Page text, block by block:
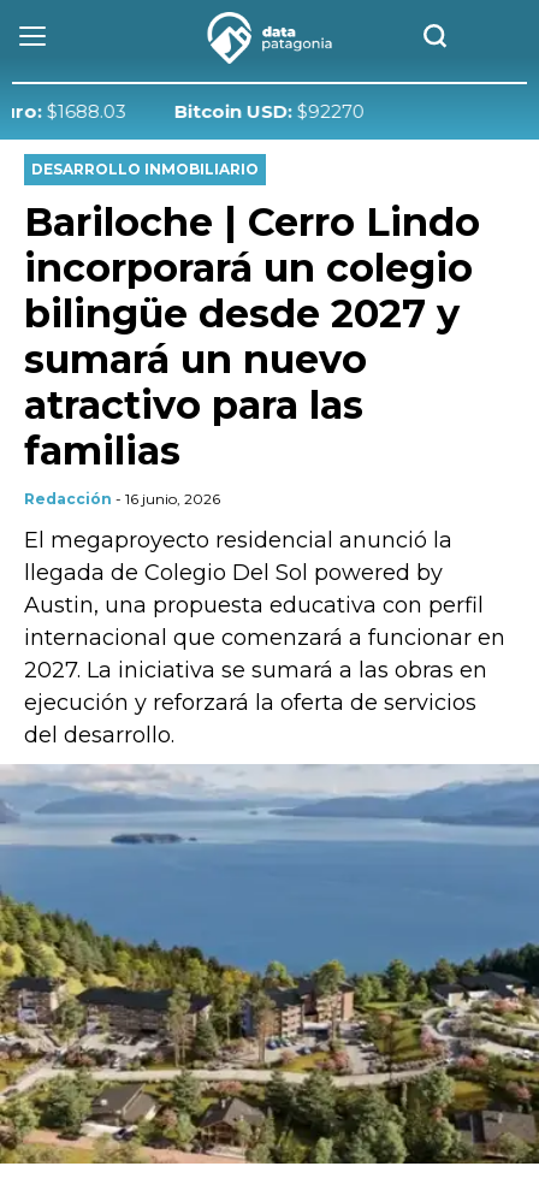
Bitcoin USD:$92270
DESARROLLO INMOBILIARIO
Bariloche | Cerro Lindo
incorporará un colegio
bilingüe desde 2027 y
sumará un nuevo
atractivo para las
familias
Redacción - 16 junio, 2026
El megaproyecto residencial anunció la
llegada de Colegio Del Sol powered by
Austin, una propuesta educativa con perfil
internacional que comenzará a funcionar en
2027. La iniciativa se sumará a las obras en
ejecución y reforzará la oferta de servicios
del desarrollo.